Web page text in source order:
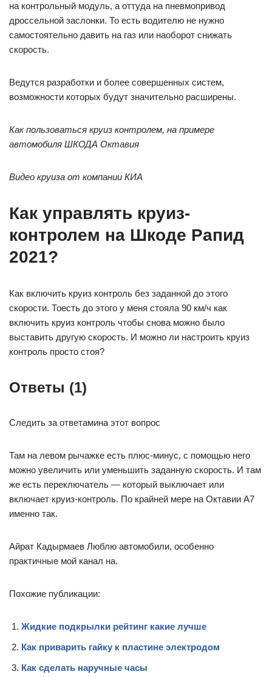
на контрольный модуль, а оттуда на пневмопривод
дроссельной заслонки. То есть водителю не нужно
самостоятельно давить на газ или наоборот снижать
скорость.
Ведутся разработки и более совершенных систем,
возможности которых будут значительно расширены.
Как пользоваться круиз контролем, на примере
автомобиля ШКОДА Октавия
Видео круиза от компании КИА
Как управлять круиз-
контролем на Шкоде Рапид
2021?
Как включить круиз контроль без заданной до этого
скорости. Тоесть до этого у меня стояла 90 км/ч как
включить круиз контроль чтобы снова можно было
выставить другую скорость. И можно ли настроить круиз
контроль просто стоя?
Ответы (1)
Следить за ответамина этот вопрос
Там на левом рычажке есть плюс-минус, с помощью него
можно увеличить или уменьшить заданную скорость. И там
же есть переключатель — который выключает или
включает круиз-контроль. По крайней мере на Октавии А7
именно так.
Айрат Кадырмаев Люблю автомобили, особенно
практичные мой канал на.
Похожие публикации:
Жидкие подкрылки рейтинг какие лучше
Как приварить гайку к пластине электродом
Как сделать наручные часы